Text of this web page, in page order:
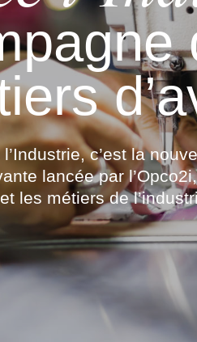
&
c’est la
lancée par
les métiers de